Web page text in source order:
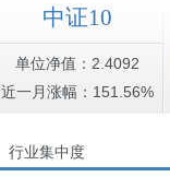
中证10
单位净值：2.4092
近一月涨幅：151.56%
行业集中度